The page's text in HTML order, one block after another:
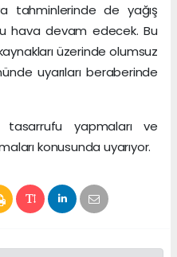
tahminlerinde de yağış
hava devam edecek. Bu
üzerinde olumsuz
uyarıları beraberinde
tasarrufu yapmaları ve
konusunda uyarıyor.